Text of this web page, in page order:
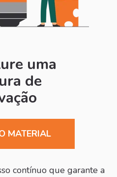
uma
de
MATERIAL
contínuo que garante a